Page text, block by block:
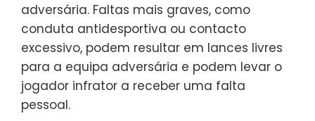
adversária. Faltas mais graves, como
conduta antidesportiva ou contacto
excessivo, podem resultar em lances livres
para a equipa adversária e podem levar o
jogador infrator a receber uma falta
pessoal.